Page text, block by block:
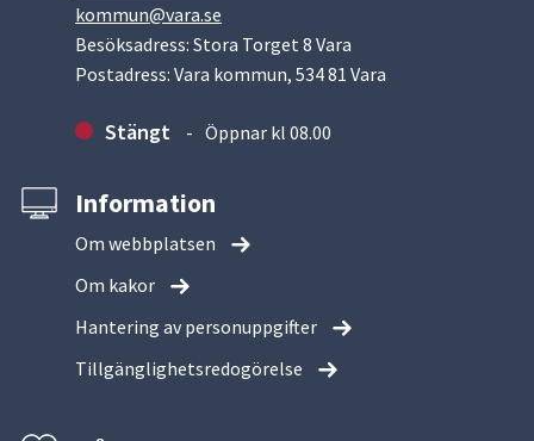
kommun@vara.se
Besöksadress: Stora Torget 8 Vara
Postadress: Vara kommun, 534 81 Vara
Stängt Öppnar kl 08.00
Information
Om webbplatsen
Om kakor
Hantering av personuppgifter
Tillgänglighetsredogörelse